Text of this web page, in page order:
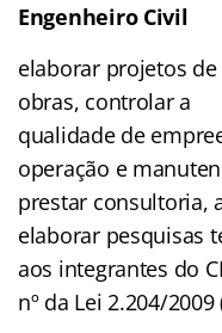
Engenheiro Civil
elaborar projetos
obras, controlar a
qualidade de
operação e
prestar consultoria,
elaborar pesquisas
aos integrantes do
nº da Lei 2.204/